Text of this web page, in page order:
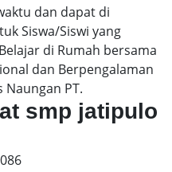
dan dapat di
Siswa/Siswi yang
di Rumah bersama
dan Berpengalaman
PT.
smp jatipulo